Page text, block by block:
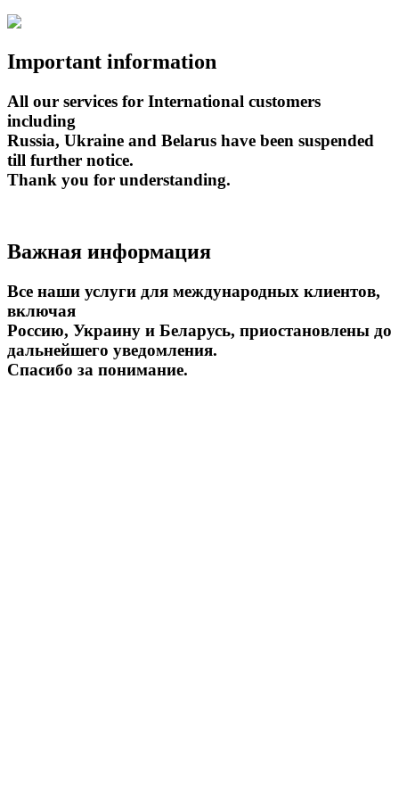
Important information
All our services for International customers
including
Russia, Ukraine and Belarus have been suspended
till further notice.
Thank you for understanding.
Важная информация
Все наши услуги для международных клиентов,
включая
Россию, Украину и Беларусь, приостановлены до
дальнейшего уведомления.
Спасибо за понимание.